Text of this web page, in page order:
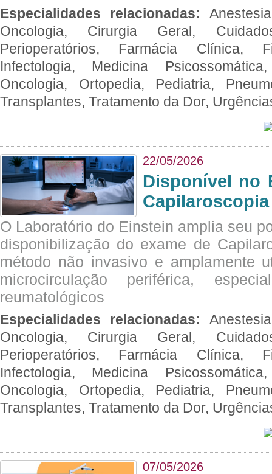
Especialidades relacionadas:
Oncologia, Cirurgia Geral,
Perioperatórios, Farmácia Clínica,
Infectologia, Medicina
Oncologia, Ortopedia, Pediatria,
Transplantes, Tratamento da Dor,
22/05/2026
Disponível no
O Laboratório do Einstein amplia seu
disponibilização do exame de
método não invasivo e amplamente
microcirculação periférica,
reumatológicos
Especialidades relacionadas:
Oncologia, Cirurgia Geral,
Perioperatórios, Farmácia Clínica,
Infectologia, Medicina
Oncologia, Ortopedia, Pediatria,
Transplantes, Tratamento da Dor,
07/05/2026